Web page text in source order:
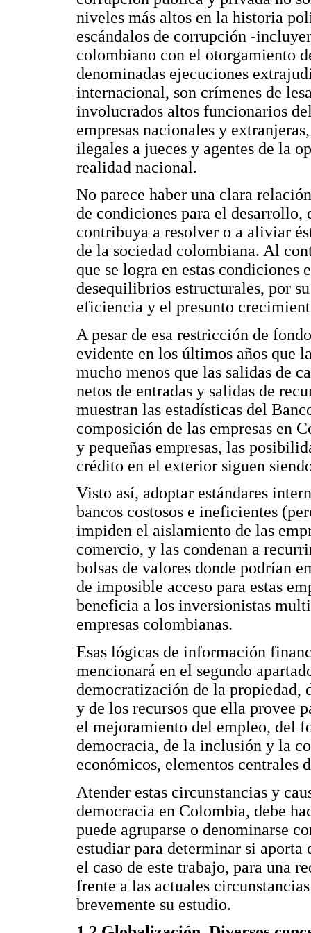
niveles más altos en la historia
escándalos de corrupción -
colombiano con el otorgamiento
denominadas ejecuciones
internacional, son crímenes de
involucrados altos funcionarios
empresas nacionales y
ilegales a jueces y agentes de la
realidad nacional.
No parece haber una clara
de condiciones para el
contribuya a resolver o a aliviar
de la sociedad colombiana. Al
que se logra en estas condiciones
desequilibrios estructurales, por
eficiencia y el presunto
A pesar de esa restricción de
evidente en los últimos años que
mucho menos que las salidas de
netos de entradas y salidas de
muestran las estadísticas del
composición de las empresas en
y pequeñas empresas, las
crédito en el exterior siguen
Visto así, adoptar estándares
bancos costosos e ineficientes
impiden el aislamiento de las
comercio, y las condenan a
bolsas de valores donde podrían
de imposible acceso para estas
beneficia a los inversionistas
empresas colombianas.
Esas lógicas de información
mencionará en el segundo
democratización de la propiedad,
y de los recursos que ella provee
el mejoramiento del empleo, del
democracia, de la inclusión y la
económicos, elementos centrales
Atender estas circunstancias y
democracia en Colombia, debe
puede agruparse o denominarse
estudiar para determinar si aporta
el caso de este trabajo, para una
frente a las actuales
brevemente su estudio.